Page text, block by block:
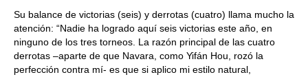
Su balance de victorias (seis) y derrotas (cuatro) llama mucho la
atención: “Nadie ha logrado aquí seis victorias este año, en
ninguno de los tres torneos. La razón principal de las cuatro
derrotas –aparte de que Navara, como Yifán Hou, rozó la
perfección contra mí- es que si aplico mi estilo natural,